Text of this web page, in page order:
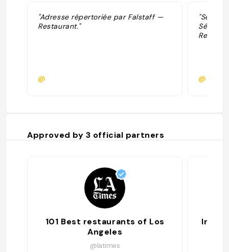
"Adresse répertoriée par Falstaff —
Restaurant."
@ @
Approved by 3 official partners
101 Best restaurants of Los
Angeles
@latimes
In